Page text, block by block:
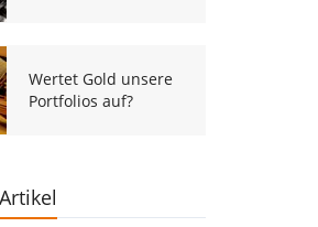
Wertet Gold unsere
Portfolios auf?